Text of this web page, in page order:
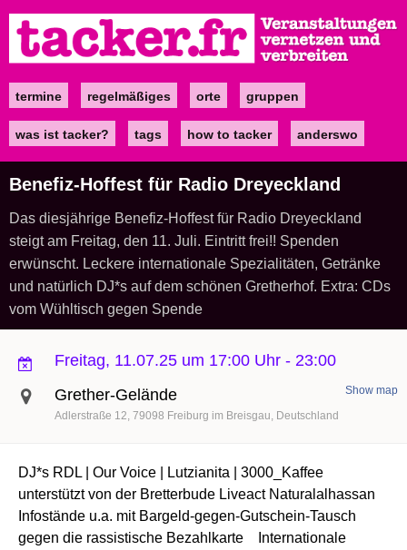
zum
Inhalt
Maintermine regelmäßiges orte gruppen
was ist tacker? tags how to tacker anderswo
Benefiz-Hoffest für Radio Dreyeckland
Das diesjährige Benefiz-Hoffest für Radio Dreyeckland
steigt am Freitag, den 11. Juli. Eintritt frei!! Spenden
erwünscht. Leckere internationale Spezialitäten, Getränke
und natürlich DJ*s auf dem schönen Gretherhof. Extra: CDs
vom Wühltisch gegen Spende
Freitag, 11.07.25 um 17:00 Uhr - 23:00
Grether-Gelände
Adlerstraße 12 79098 Freiburg im Breisgau Deutschland
Show map
DJ*s RDL | Our Voice | Lutzianita | 3000_Kaffee
unterstützt von der Bretterbude Liveact Naturalalhassan
Infostände u.a. mit Bargeld-gegen-Gutschein-Tausch
gegen die rassistische Bezahlkarte Internationale